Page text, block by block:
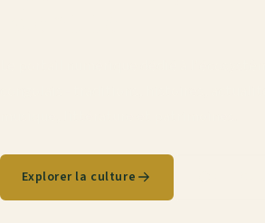
Explorer la culture